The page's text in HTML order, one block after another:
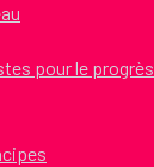
pour le progrès